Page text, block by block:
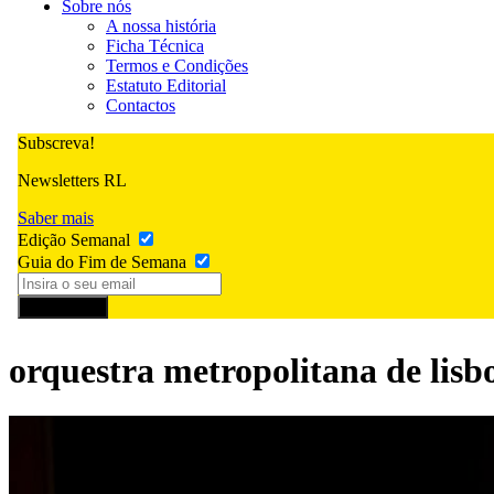
Sobre nós
A nossa história
Ficha Técnica
Termos e Condições
Estatuto Editorial
Contactos
Subscreva!
Newsletters RL
Saber mais
Edição Semanal
Guia do Fim de Semana
orquestra metropolitana de